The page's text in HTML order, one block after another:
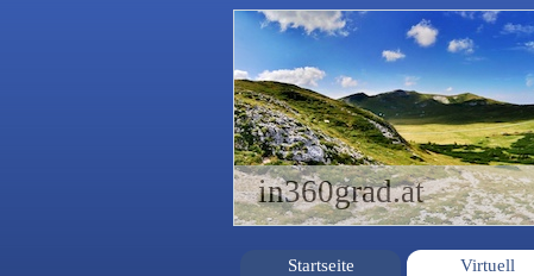
in360grad.at
Startseite Virtuell